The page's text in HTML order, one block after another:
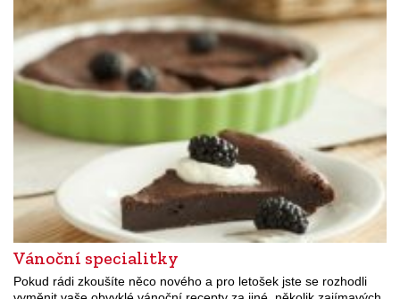
Vánoční specialitky
Pokud rádi zkoušíte něco nového a pro letošek jste se rozhodli